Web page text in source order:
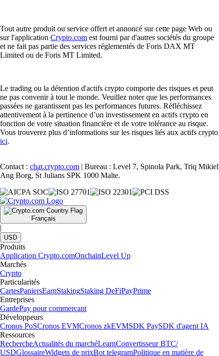
Tout autre produit ou service offert et annoncé sur cette page Web ou
sur l'application Crypto.com est fourni par d'autres sociétés du groupe
et ne fait pas partie des services réglementés de Foris DAX MT
Limited ou de Foris MT Limited.
Le trading ou la détention d'actifs crypto comporte des risques et peut
ne pas convenir à tout le monde. Veuillez noter que les performances
passées ne garantissent pas les performances futures. Réfléchissez
attentivement à la pertinence d’un investissement en actifs crypto en
fonction de votre situation financière et de votre tolérance au risque.
Vous trouverez plus d’informations sur les risques liés aux actifs crypto
ici.
Contact : chat.crypto.com | Bureau : Level 7, Spinola Park, Triq Mikiel
Ang Borg, St Julians SPK 1000 Malte.
Français
|
USD
Produits
Application Crypto.comOnchainLevel Up
Marchés
Crypto
Particularités
CartesPaniersEarnStakingStaking DeFiPayPrime
Entreprises
GardePay pour commerçant
Développeurs
Cronos PoSCronos EVMCronos zkEVMSDK PaySDK d'agent IA
Ressources
RechercheActualités du marchéLearnConvertisseur BTC/
USDGlossaireWidgets de prixBot telegramPolitique en matière de